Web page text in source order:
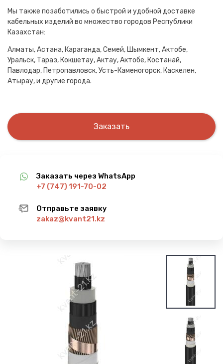
Мы также позаботились о быстрой и удобной доставке
кабельных изделий во множество городов Республики
Казахстан:
Алматы, Астана, Караганда, Семей, Шымкент, Актобе,
Уральск, Тараз, Кокшетау, Актау, Актобе, Костанай,
Павлодар, Петропавловск, Усть-Каменогорск, Каскелен,
Атырау, и другие города.
Заказать
Заказать через WhatsApp
+7 (747) 191-70-02
Отправьте заявку
zakaz@kvant21.kz